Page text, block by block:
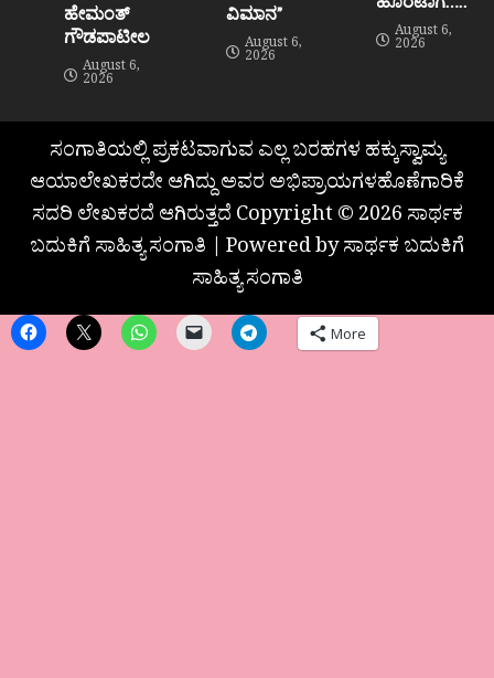
ಹೇಮಂತ್‌
ಗೌಡಪಾಟೀಲ
August 6,
2026
ವಿಮಾನ”
August 6,
2026
August 6,
2026
ಸಂಗಾತಿಯಲ್ಲಿ ಪ್ರಕಟವಾಗುವ ಎಲ್ಲ ಬರಹಗಳ ಹಕ್ಕುಸ್ವಾಮ್ಯ
ಆಯಾಲೇಖಕರದೇ ಆಗಿದ್ದು ಅವರ ಅಭಿಪ್ರಾಯಗಳಹೊಣೆಗಾರಿಕೆ
ಸದರಿ ಲೇಖಕರದೆ ಆಗಿರುತ್ತದೆ Copyright © 2026 ಸಾರ್ಥಕ
ಬದುಕಿಗೆ ಸಾಹಿತ್ಯ ಸಂಗಾತಿ | Powered by ಸಾರ್ಥಕ ಬದುಕಿಗೆ
ಸಾಹಿತ್ಯ ಸಂಗಾತಿ
More